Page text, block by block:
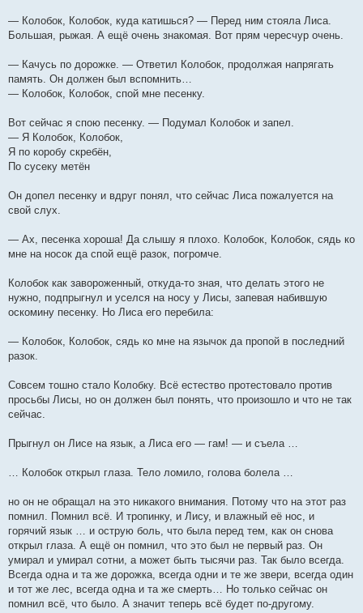
— Колобок, Колобок, куда катишься? — Перед ним стояла Лиса.
Большая, рыжая. А ещё очень знакомая. Вот прям чересчур очень.
— Качусь по дорожке. — Ответил Колобок, продолжая напрягать
память. Он должен был вспомнить…
— Колобок, Колобок, спой мне песенку.
Вот сейчас я спою песенку. — Подумал Колобок и запел.
— Я Колобок, Колобок,
Я по коробу скребён,
По сусеку метён
Он допел песенку и вдруг понял, что сейчас Лиса пожалуется на
свой слух.
— Ах, песенка хороша! Да слышу я плохо. Колобок, Колобок, сядь ко
мне на носок да спой ещё разок, погромче.
Колобок как завороженный, откуда-то зная, что делать этого не
нужно, подпрыгнул и уселся на носу у Лисы, запевая набившую
оскомину песенку. Но Лиса его перебила:
— Колобок, Колобок, сядь ко мне на язычок да пропой в последний
разок.
Совсем тошно стало Колобку. Всё естество протестовало против
просьбы Лисы, но он должен был понять, что произошло и что не так
сейчас.
Прыгнул он Лисе на язык, а Лиса его — гам! — и съела …
… Колобок открыл глаза. Тело ломило, голова болела …
но он не обращал на это никакого внимания. Потому что на этот раз
помнил. Помнил всё. И тропинку, и Лису, и влажный её нос, и
горячий язык … и острую боль, что была перед тем, как он снова
открыл глаза. А ещё он помнил, что это был не первый раз. Он
умирал и умирал сотни, а может быть тысячи раз. Так было всегда.
Всегда одна и та же дорожка, всегда одни и те же звери, всегда один
и тот же лес, всегда одна и та же смерть… Но только сейчас он
помнил всё, что было. А значит теперь всё будет по-другому.